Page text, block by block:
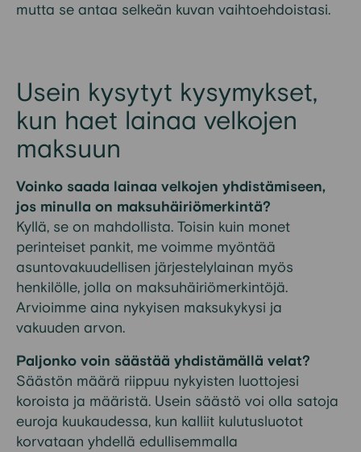
mutta se antaa selkeän kuvan vaihtoehdoistasi.
Usein kysytyt kysymykset,
kun haet lainaa velkojen
maksuun
Voinko saada lainaa velkojen yhdistämiseen,
jos minulla on maksuhäiriömerkintä?
Kyllä, se on mahdollista. Toisin kuin monet
perinteiset pankit, me voimme myöntää
asuntovakuudellisen järjestelylainan myös
henkilölle, jolla on maksuhäiriömerkintöjä.
Arvioimme aina nykyisen maksukykysi ja
vakuuden arvon.
Paljonko voin säästää yhdistämällä velat?
Säästön määrä riippuu nykyisten luottojesi
koroista ja määristä. Usein säästö voi olla satoja
euroja kuukaudessa, kun kalliit kulutusluotot
korvataan yhdellä edullisemmalla